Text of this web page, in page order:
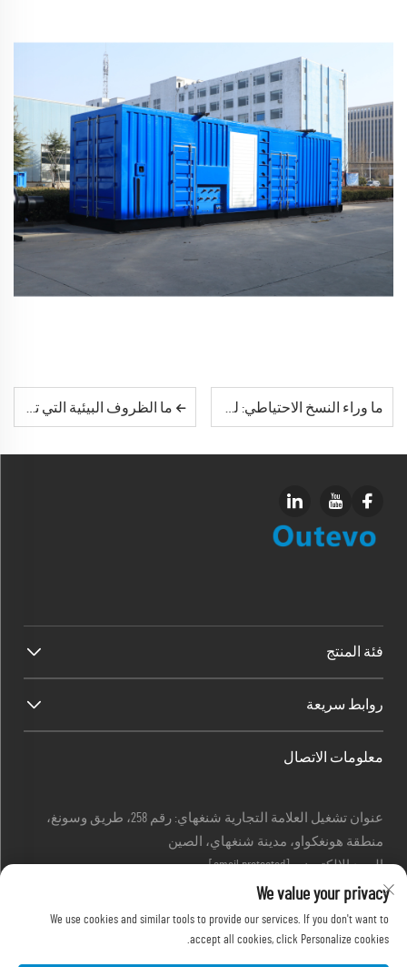
ما الظروف البيئية التي تتطلب حماية خاصة لمجموعة مولدات الحاويات؟
فئة المنتج
روابط سريعة
معلومات الاتصال
عنوان تشغيل العلامة التجارية شنغهاي: رقم 258، طريق وسونغ،
منطقة هونغكواو، مدينة شنغهاي، الصين
البريد الإلكتروني:[email protected]
هاتف:+86-13280087620
هاتف: +86-13280035385
هاتف:+86-13280039195
We value your privacy
We use cookies and similar tools to provide our services. If you don't want to
accept all cookies, click Personalize cookies.